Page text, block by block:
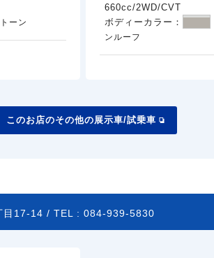
ーン
660cc/2WD/CVT
ボディーカラー：
ンルーフ
このお店のその他の展示車/試乗車
目17-14 / TEL : 084-939-5830